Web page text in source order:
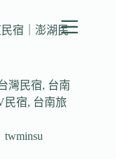
宿｜澎湖民
灣民宿, 台南
民宿, 台南旅
twminsu